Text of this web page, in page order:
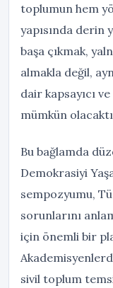
toplumun hem
yapısında derin
başa çıkmak,
almakla değil,
dair kapsayıcı
mümkün
Bu bağlamda
Demokrasiyi
sempozyumu,
sorunlarını
için önemli bir
sivil toplum